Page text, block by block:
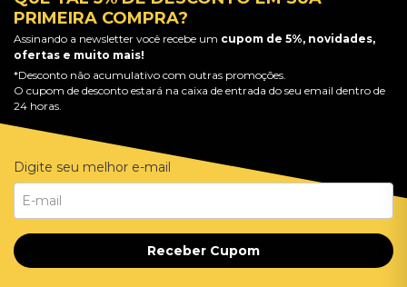
PRIMEIRA COMPRA?
Assinando a newsletter você recebe um cupom de 5%, novidades,
ofertas e muito mais!
*Desconto não acumulativo com outras promoções.
O cupom de desconto estará na caixa de entrada do seu email dentro de
24 horas.
Digite seu melhor e-mail
Receber Cupom